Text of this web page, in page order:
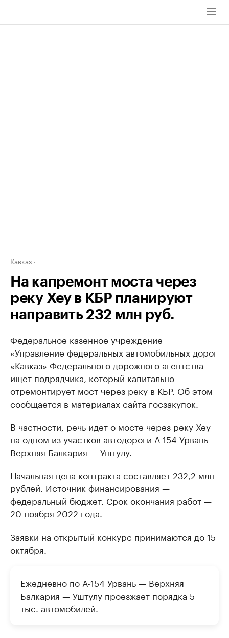
Кавказ
На капремонт моста через
реку Хеу в КБР планируют
направить 232 млн руб.
Федеральное казенное учреждение
«Управление федеральных автомобильных дорог
«Кавказ» Федерального дорожного агентства
ищет подрядчика, который капитально
отремонтирует мост через реку в КБР. Об этом
сообщается в материалах сайта госзакупок.
В частности, речь идет о мосте через реку Хеу
на одном из участков автодороги А-154 Урвань —
Верхняя Балкария — Уштулу.
Начальная цена контракта составляет 232,2 млн
рублей. Источник финансирования —
федеральный бюджет. Срок окончания работ —
20 ноября 2022 года.
Заявки на открытый конкурс принимаются до 15
октября.
Ежедневно по А-154 Урвань — Верхняя
Балкария — Уштулу проезжает порядка 5
тыс. автомобилей.